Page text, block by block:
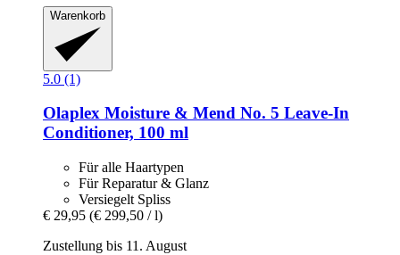
Warenkorb
5.0 (1)
Olaplex Moisture & Mend No. 5 Leave-​In
Conditioner, 100 ml
Für alle Haartypen
Für Reparatur & Glanz
Versiegelt Spliss
€ 29,95 (€ 299,50 / l)
Zustellung bis 11. August